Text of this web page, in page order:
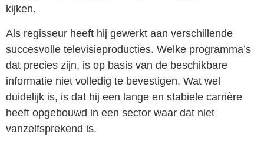
kijken.
Als regisseur heeft hij gewerkt aan verschillende
succesvolle televisieproducties. Welke programma’s
dat precies zijn, is op basis van de beschikbare
informatie niet volledig te bevestigen. Wat wel
duidelijk is, is dat hij een lange en stabiele carrière
heeft opgebouwd in een sector waar dat niet
vanzelfsprekend is.